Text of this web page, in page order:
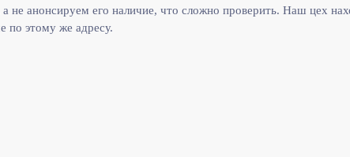
анонсируем его наличие, что сложно проверить. Наш цех
по этому же адресу.